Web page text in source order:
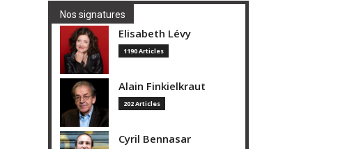
Nos signatures
Elisabeth Lévy
1190 Articles
Alain Finkielkraut
202 Articles
Cyril Bennasar